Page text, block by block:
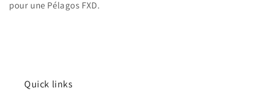
pour une Pélagos FXD.
Quick links